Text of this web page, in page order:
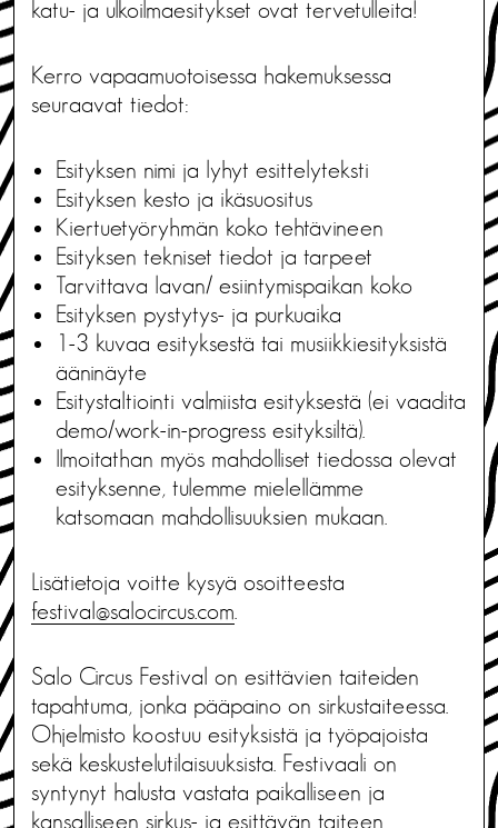
katu- ja ulkoilmaesitykset ovat tervetulleita!
Kerro vapaamuotoisessa hakemuksessa
seuraavat tiedot:
Esityksen nimi ja lyhyt esittelyteksti
Esityksen kesto ja ikäsuositus
Kiertuetyöryhmän koko tehtävineen
Esityksen tekniset tiedot ja tarpeet
Tarvittava lavan/ esiintymispaikan koko
Esityksen pystytys- ja purkuaika
1-3 kuvaa esityksestä tai musiikkiesityksistä
ääninäyte
Esitystaltiointi valmiista esityksestä (ei vaadita
demo/work-in-progress esityksiltä).
Ilmoitathan myös mahdolliset tiedossa olevat
esityksenne, tulemme mielellämme
katsomaan mahdollisuuksien mukaan.
Lisätietoja voitte kysyä osoitteesta
festival@salocircus.com
Salo Circus Festival on esittävien taiteiden
tapahtuma, jonka pääpaino on sirkustaiteessa.
Ohjelmisto koostuu esityksistä ja työpajoista
sekä keskustelutilaisuuksista. Festivaali on
syntynyt halusta vastata paikalliseen ja
kansalliseen sirkus- ja esittävän taiteen